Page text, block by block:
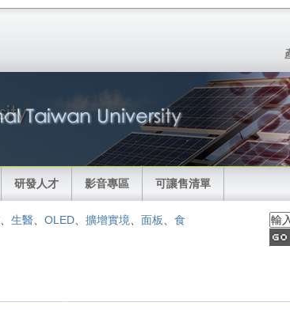
研發人才 影音專區 可讓售清單
、 生醫、 OLED、 擴增實境、 面板、 食